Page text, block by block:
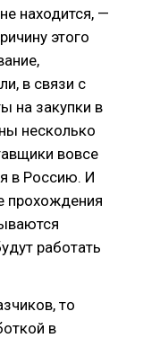
находится, —
этого
в связи с
на закупки в
несколько
вовсе
в Россию. И
прохождения
работать
то
в